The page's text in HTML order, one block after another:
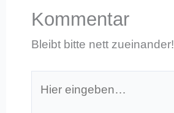
Kommentar
Bleibt bitte nett zueinander!
eingeben…